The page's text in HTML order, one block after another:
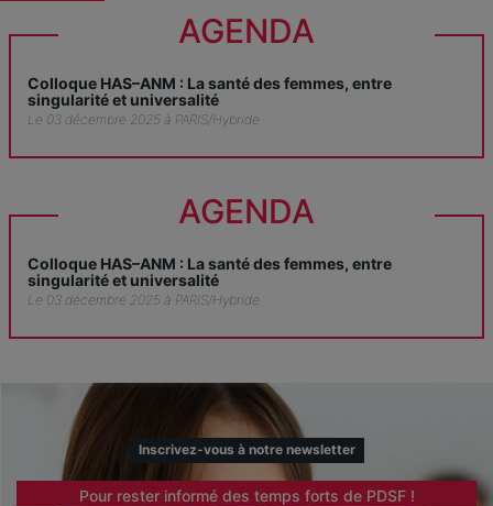
AGENDA
Colloque HAS–ANM : La santé des femmes, entre
singularité et universalité
Le 03 décembre 2025 à PARIS/Hybride
AGENDA
Colloque HAS–ANM : La santé des femmes, entre
singularité et universalité
Le 03 décembre 2025 à PARIS/Hybride
Inscrivez-vous à notre newsletter
Pour rester informé des temps forts de PDSF !